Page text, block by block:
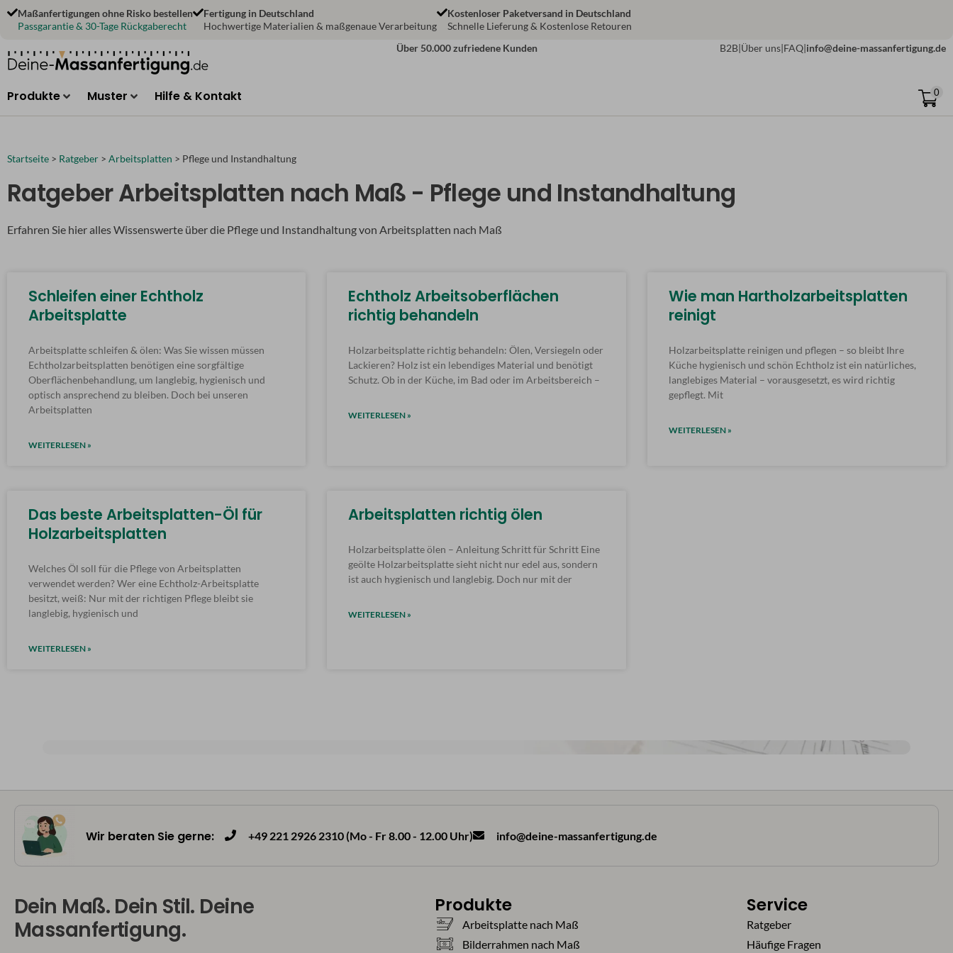
Zum
Inhalt
Maßanfertigungen ohne Risko bestellen
Passgarantie & 30-Tage Rückgaberecht
Fertigung in Deutschland
Hochwertige Materialien & maßgenaue Verarbeitung
Kostenloser Paketversand in Deutschland
Schnelle Lieferung & Kostenlose Retouren
Über 50.000 zufriedene Kunden
B2B|Über uns|FAQ|info@deine-massanfertigung.de
Produkte Muster Hilfe & Kontakt 0
Startseite > Ratgeber > Arbeitsplatten > Pflege und Instandhaltung
Ratgeber Arbeitsplatten nach Maß - Pflege und Instandhaltung
Erfahren Sie hier alles Wissenswerte über die Pflege und Instandhaltung von Arbeitsplatten nach Maß
Schleifen einer Echtholz
Arbeitsplatte
Arbeitsplatte schleifen & ölen: Was Sie wissen müssen
Echtholzarbeitsplatten benötigen eine sorgfältige
Oberflächenbehandlung, um langlebig, hygienisch und
optisch ansprechend zu bleiben. Doch bei unseren
Arbeitsplatten
WEITERLESEN »
Echtholz Arbeitsoberflächen
richtig behandeln
Holzarbeitsplatte richtig behandeln: Ölen, Versiegeln oder
Lackieren? Holz ist ein lebendiges Material und benötigt
Schutz. Ob in der Küche, im Bad oder im Arbeitsbereich –
WEITERLESEN »
Wie man Hartholzarbeitsplatten
reinigt
Holzarbeitsplatte reinigen und pflegen – so bleibt Ihre
Küche hygienisch und schön Echtholz ist ein natürliches,
langlebiges Material – vorausgesetzt, es wird richtig
gepflegt. Mit
WEITERLESEN »
Das beste Arbeitsplatten-Öl für
Holzarbeitsplatten
Welches Öl soll für die Pflege von Arbeitsplatten
verwendet werden? Wer eine Echtholz-Arbeitsplatte
besitzt, weiß: Nur mit der richtigen Pflege bleibt sie
langlebig, hygienisch und
WEITERLESEN »
Arbeitsplatten richtig ölen
Holzarbeitsplatte ölen – Anleitung Schritt für Schritt Eine
geölte Holzarbeitsplatte sieht nicht nur edel aus, sondern
ist auch hygienisch und langlebig. Doch nur mit der
WEITERLESEN »
Wir beraten Sie gerne: +49 221 2926 2310 (Mo - Fr 8.00 - 12.00 Uhr) info@deine-massanfertigung.de
Dein Maß. Dein Stil. Deine
Massanfertigung.
Produkte
Arbeitsplatte nach Maß
Bilderrahmen nach Maß
Service
Ratgeber
Häufige Fragen